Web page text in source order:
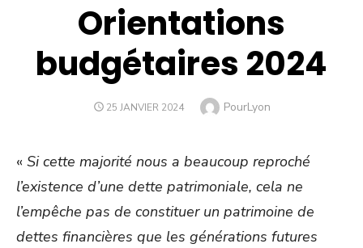
Orientations
budgétaires 2024
POSTED
25 JANVIER 2024 Author
PourLyon
« Si cette majorité nous a beaucoup reproché
l’existence d’une dette patrimoniale, cela ne
l’empêche pas de constituer un patrimoine de
dettes financières que les générations futures